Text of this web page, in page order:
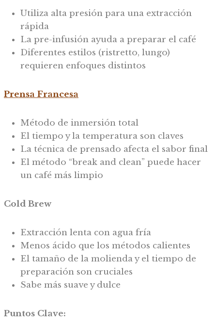
Utiliza alta presión para una extracción
rápida
La pre-infusión ayuda a preparar el café
Diferentes estilos (ristretto, lungo)
requieren enfoques distintos
Prensa Francesa
Método de inmersión total
El tiempo y la temperatura son claves
La técnica de prensado afecta el sabor final
El método “break and clean” puede hacer
un café más limpio
Cold Brew
Extracción lenta con agua fría
Menos ácido que los métodos calientes
El tamaño de la molienda y el tiempo de
preparación son cruciales
Sabe más suave y dulce
Puntos Clave: